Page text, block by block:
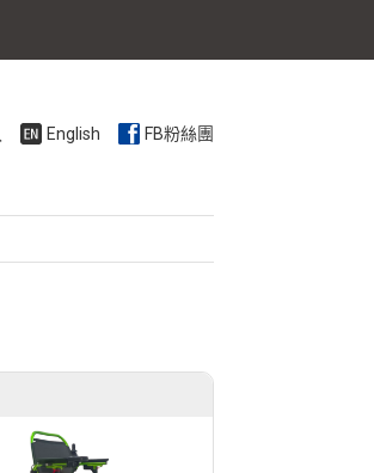
English FB粉絲團